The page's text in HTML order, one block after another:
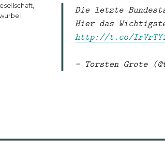
Die letzte
Hier das
http://t.co/
— Torsten Grote